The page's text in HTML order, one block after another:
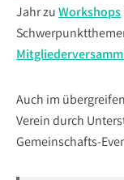
Jahr zuWorkshops
Auch im
Verein durch
Gemeinschafts-